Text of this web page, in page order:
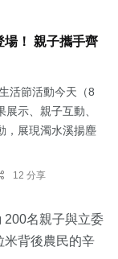
場！ 親子攜手齊
活節活動今天（8
示、親子互動、
，展現濁水溪揚塵
12 分享